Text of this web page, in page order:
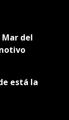
Mar del
está la